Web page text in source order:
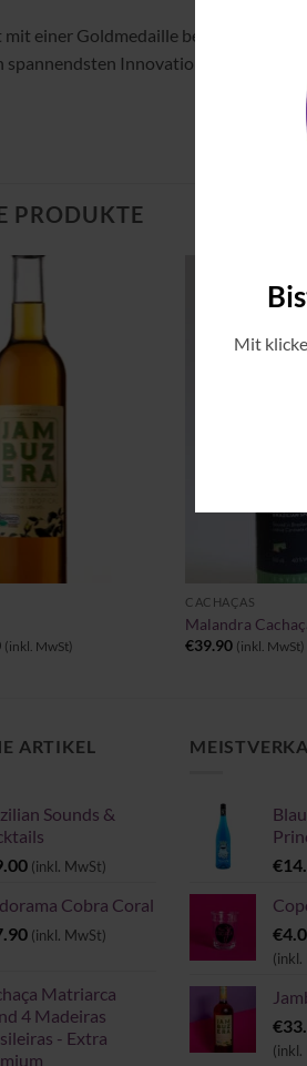
Mit
mit einer Goldmedaille bei den New
spannendsten Innovationen der
PRODUKTE
Preisspanne:
(inkl. MwSt)
CACHAÇAS
Malandra
€39.90 (inkl. MwSt)
ARTIKEL
Sounds &
(inkl. MwSt)
Cobra Coral
(inkl. MwSt)
Matriarca
4 Madeiras
- Extra
€
€
(inkl.
€
(inkl.